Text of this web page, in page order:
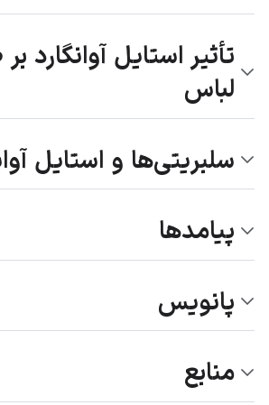
تأثیر استایل
لباس
سلبریتی‌ها و استایل
پیامدها
پانویس
منابع